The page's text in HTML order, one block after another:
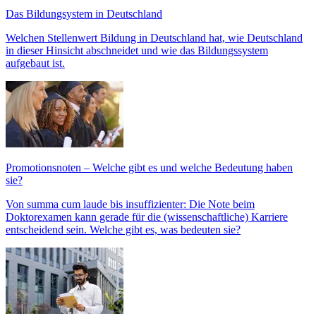
Das Bildungsystem in Deutschland
Welchen Stellenwert Bildung in Deutschland hat, wie Deutschland
in dieser Hinsicht abschneidet und wie das Bildungssystem
aufgebaut ist.
Promotionsnoten – Welche gibt es und welche Bedeutung haben
sie?
Von summa cum laude bis insuffizienter: Die Note beim
Doktorexamen kann gerade für die (wissenschaftliche) Karriere
entscheidend sein. Welche gibt es, was bedeuten sie?